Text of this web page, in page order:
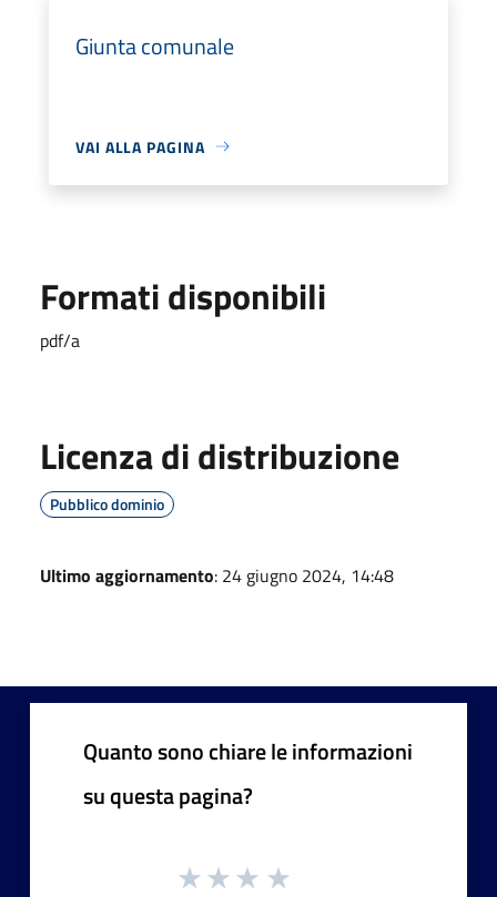
Giunta comunale
VAI ALLA PAGINA
Formati disponibili
pdf/a
Licenza di distribuzione
Pubblico dominio
Ultimo aggiornamento: 24 giugno 2024, 14:48
Quanto sono chiare le informazioni
su questa pagina?